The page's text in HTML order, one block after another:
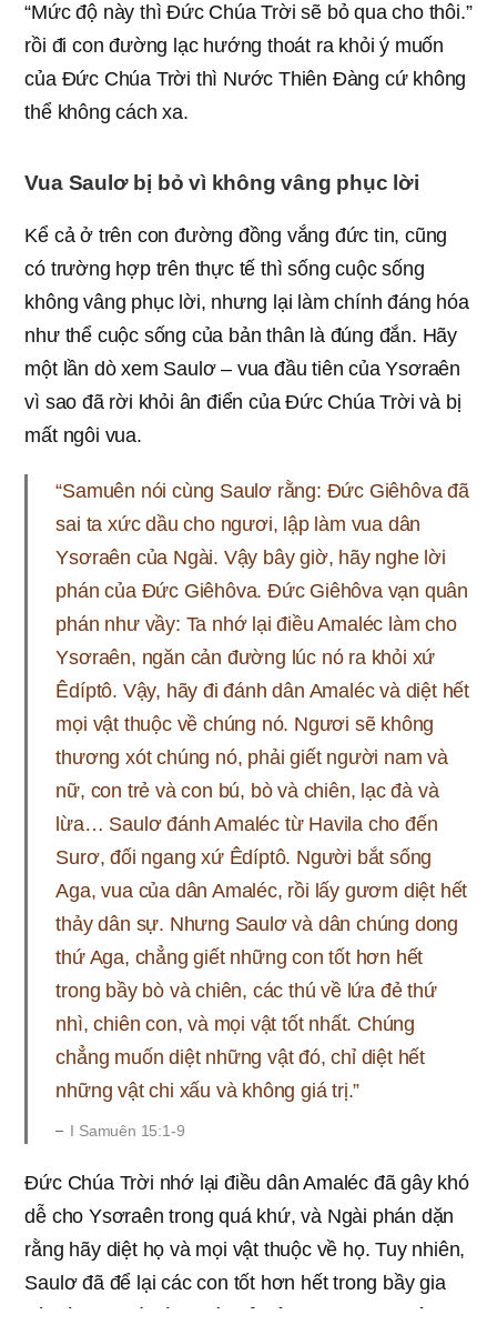
“Mức độ này thì Đức Chúa Trời sẽ bỏ qua cho thôi.”
rồi đi con đường lạc hướng thoát ra khỏi ý muốn
của Đức Chúa Trời thì Nước Thiên Đàng cứ không
thể không cách xa.
Vua Saulơ bị bỏ vì không vâng phục lời
Kể cả ở trên con đường đồng vắng đức tin, cũng
có trường hợp trên thực tế thì sống cuộc sống
không vâng phục lời, nhưng lại làm chính đáng hóa
như thể cuộc sống của bản thân là đúng đắn. Hãy
một lần dò xem Saulơ – vua đầu tiên của Ysơraên
vì sao đã rời khỏi ân điển của Đức Chúa Trời và bị
mất ngôi vua.
“Samuên nói cùng Saulơ rằng: Đức Giêhôva đã
sai ta xức dầu cho ngươi, lập làm vua dân
Ysơraên của Ngài. Vậy bây giờ, hãy nghe lời
phán của Đức Giêhôva. Đức Giêhôva vạn quân
phán như vầy: Ta nhớ lại điều Amaléc làm cho
Ysơraên, ngăn cản đường lúc nó ra khỏi xứ
Êdíptô. Vậy, hãy đi đánh dân Amaléc và diệt hết
mọi vật thuộc về chúng nó. Ngươi sẽ không
thương xót chúng nó, phải giết người nam và
nữ, con trẻ và con bú, bò và chiên, lạc đà và
lừa… Saulơ đánh Amaléc từ Havila cho đến
Surơ, đối ngang xứ Êdíptô. Người bắt sống
Aga, vua của dân Amaléc, rồi lấy gươm diệt hết
thảy dân sự. Nhưng Saulơ và dân chúng dong
thứ Aga, chẳng giết những con tốt hơn hết
trong bầy bò và chiên, các thú về lứa đẻ thứ
nhì, chiên con, và mọi vật tốt nhất. Chúng
chẳng muốn diệt những vật đó, chỉ diệt hết
những vật chi xấu và không giá trị.”
I Samuên 15:1-9
Đức Chúa Trời nhớ lại điều dân Amaléc đã gây khó
dễ cho Ysơraên trong quá khứ, và Ngài phán dặn
rằng hãy diệt họ và mọi vật thuộc về họ. Tuy nhiên,
Saulơ đã để lại các con tốt hơn hết trong bầy gia